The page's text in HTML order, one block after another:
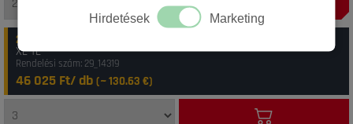
2-4 munkanap
XL TL
Rendelési szám: 29_14319
46 025 Ft/ db (~130.63 €)
Hirdetések Marketing